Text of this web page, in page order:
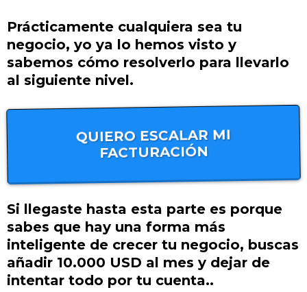
Prácticamente cualquiera sea tu
negocio, yo ya lo hemos visto y
sabemos cómo resolverlo para llevarlo
al siguiente nivel.
QUIERO ESCALAR MI
FACTURACIÓN
Si llegaste hasta esta parte es porque
sabes que hay una forma más
inteligente de crecer tu negocio, buscas
añadir 10.000 USD al mes y dejar de
intentar todo por tu cuenta..